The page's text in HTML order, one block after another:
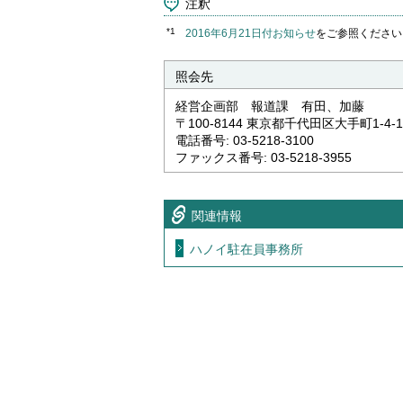
注釈
*1 2016年6月21日付お知らせをご参照くださ
照会先
経営企画部 報道課 有田、加藤
〒100-8144 東京都千代田区大手町1-4-1
電話番号: 03-5218-3100
ファックス番号: 03-5218-3955
関連情報
ハノイ駐在員事務所